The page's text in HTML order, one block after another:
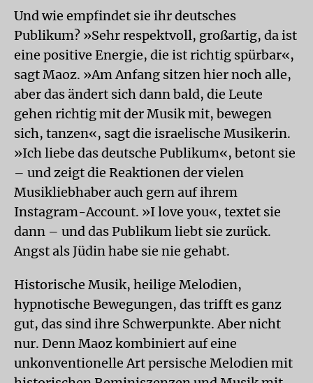
Und wie empfindet sie ihr deutsches
Publikum? »Sehr respektvoll, großartig, da ist
eine positive Energie, die ist richtig spürbar«,
sagt Maoz. »Am Anfang sitzen hier noch alle,
aber das ändert sich dann bald, die Leute
gehen richtig mit der Musik mit, bewegen
sich, tanzen«, sagt die israelische Musikerin.
»Ich liebe das deutsche Publikum«, betont sie
– und zeigt die Reaktionen der vielen
Musikliebhaber auch gern auf ihrem
Instagram-Account. »I love you«, textet sie
dann – und das Publikum liebt sie zurück.
Angst als Jüdin habe sie nie gehabt.
Historische Musik, heilige Melodien,
hypnotische Bewegungen, das trifft es ganz
gut, das sind ihre Schwerpunkte. Aber nicht
nur. Denn Maoz kombiniert auf eine
unkonventionelle Art persische Melodien mit